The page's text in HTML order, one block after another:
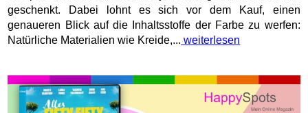
geschenkt. Dabei lohnt es sich vor dem Kauf, einen
genaueren Blick auf die Inhaltsstoffe der Farbe zu werfen:
Natürliche Materialien wie Kreide,... weiterlesen